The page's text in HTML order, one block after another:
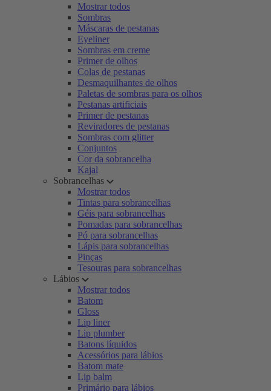
Mostrar todos
Sombras
Máscaras de pestanas
Eyeliner
Sombras em creme
Primer de olhos
Colas de pestanas
Desmaquilhantes de olhos
Paletas de sombras para os olhos
Pestanas artificiais
Primer de pestanas
Reviradores de pestanas
Sombras com glitter
Conjuntos
Cor da sobrancelha
Kajal
Sobrancelhas
Mostrar todos
Tintas para sobrancelhas
Géis para sobrancelhas
Pomadas para sobrancelhas
Pó para sobrancelhas
Lápis para sobrancelhas
Pinças
Tesouras para sobrancelhas
Lábios
Mostrar todos
Batom
Gloss
Lip liner
Lip plumber
Batons líquidos
Acessórios para lábios
Batom mate
Lip balm
Primário para lábios